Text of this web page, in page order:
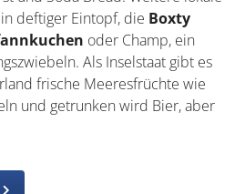
Küste erleben
eine Vielzahl von
das traditionelle irische
Spezialitäten sind Stew, ein